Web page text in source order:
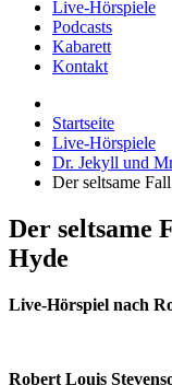
Live-Hörspiele
Podcasts
Kabarett
Kontakt
Startseite
Live-Hörspiele
Dr. Jekyll und
Der seltsame
Der seltsame
Hyde
Live-Hörspiel nach
Robert Louis